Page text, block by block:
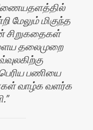
மேலும் மிகுந்த
சிறுகதைகள்
தலைமுறை
பணியை
வாழ்க வளர்க